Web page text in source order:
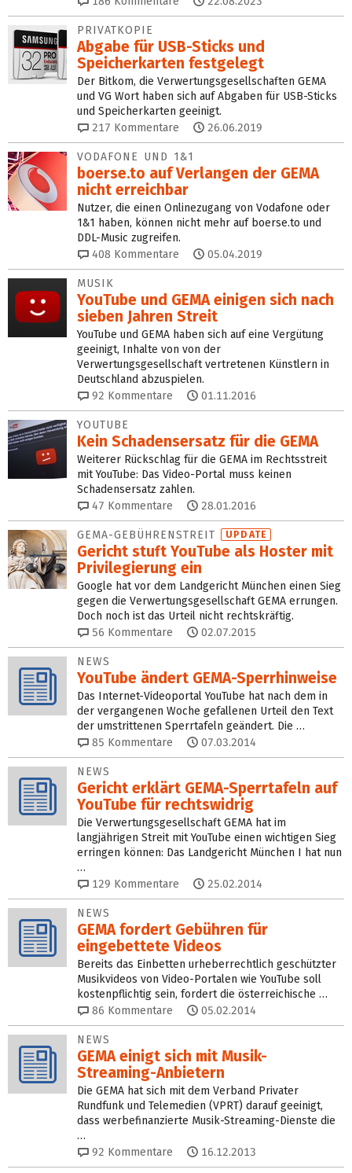
PRIVATKOPIE
Abgabe für USB-Sticks und
Speicherkarten festgelegt
Der Bitkom, die Verwertungsgesellschaften GEMA
und VG Wort haben sich auf Abgaben für USB-Sticks
und Speicherkarten geeinigt.
217 Kommentare 26.06.2019
VODAFONE UND 1&1
boerse.to auf Verlangen der GEMA
nicht erreichbar
Nutzer, die einen Onlinezugang von Vodafone oder
1&1 haben, können nicht mehr auf boerse.to und
DDL-Music zugreifen.
408 Kommentare 05.04.2019
MUSIK
YouTube und GEMA einigen sich nach
sieben Jahren Streit
YouTube und GEMA haben sich auf eine Vergütung
geeinigt, Inhalte von von der
Verwertungsgesellschaft vertretenen Künstlern in
Deutschland abzuspielen.
92 Kommentare 01.11.2016
YOUTUBE
Kein Schadensersatz für die GEMA
Weiterer Rückschlag für die GEMA im Rechtsstreit
mit YouTube: Das Video-Portal muss keinen
Schadensersatz zahlen.
47 Kommentare 28.01.2016
GEMA-GEBÜHRENSTREIT UPDATE
Gericht stuft YouTube als Hoster mit
Privilegierung ein
Google hat vor dem Landgericht München einen Sieg
gegen die Verwertungsgesellschaft GEMA errungen.
Doch noch ist das Urteil nicht rechtskräftig.
56 Kommentare 02.07.2015
NEWS
YouTube ändert GEMA-Sperrhinweise
Das Internet-Videoportal YouTube hat nach dem in
der vergangenen Woche gefallenen Urteil den Text
der umstrittenen Sperrtafeln geändert. Die …
85 Kommentare 07.03.2014
NEWS
Gericht erklärt GEMA-Sperrtafeln auf
YouTube für rechtswidrig
Die Verwertungsgesellschaft GEMA hat im
langjährigen Streit mit YouTube einen wichtigen Sieg
erringen können: Das Landgericht München I hat nun
…
129 Kommentare 25.02.2014
NEWS
GEMA fordert Gebühren für
eingebettete Videos
Bereits das Einbetten urheberrechtlich geschützter
Musikvideos von Video-Portalen wie YouTube soll
kostenpflichtig sein, fordert die österreichische …
86 Kommentare 05.02.2014
NEWS
GEMA einigt sich mit Musik-
Streaming-Anbietern
Die GEMA hat sich mit dem Verband Privater
Rundfunk und Telemedien (VPRT) darauf geeinigt,
dass werbefinanzierte Musik-Streaming-Dienste die
…
92 Kommentare 16.12.2013